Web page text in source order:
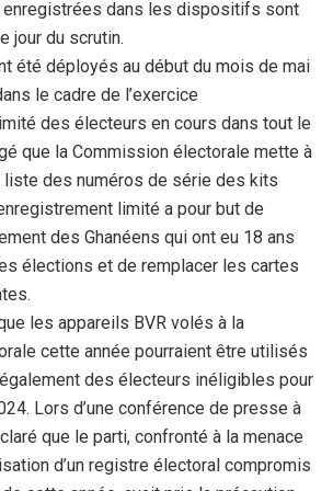
dans les dispositifs sont
jour du scrutin.
été déployés au début du mois de mai
le cadre de l’exercice
des électeurs en cours dans tout le
que la Commission électorale mette à
des numéros de série des kits
limité a pour but de
des Ghanéens qui ont eu 18 ans
élections et de remplacer les cartes
les appareils BVR volés à la
cette année pourraient être utilisés
des électeurs inéligibles pour
Lors d’une conférence de presse à
que le parti, confronté à la menace
d’un registre électoral compromis